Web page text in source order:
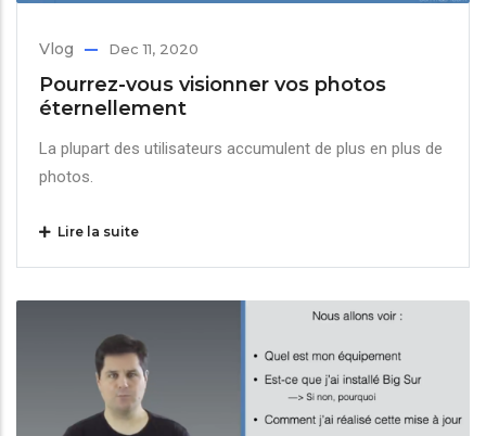
Vlog Dec 11, 2020
Pourrez-vous visionner vos photos
éternellement
La plupart des utilisateurs accumulent de plus en plus de
photos.
Lire la suite